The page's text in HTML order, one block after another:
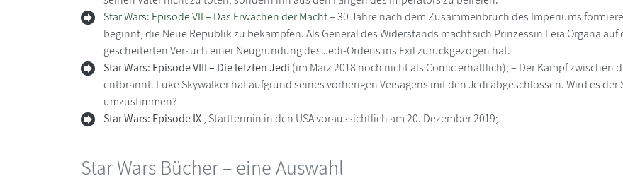
Star Wars: Episode VII – Das Erwachen der Macht– 30 Jahre nach dem Zusammenbruch des Imperiums
beginnt, die Neue Republik zu bekämpfen. Als General des Widerstands macht sich Prinzessin Leia Organa
gescheiterten Versuch einer Neugründung des Jedi-Ordens ins Exil zurückgezogen hat.
Star Wars: Episode VIII – Die letzten Jedi (im März 2018 noch nicht als Comic erhältlich); – Der Kampf
entbrannt. Luke Skywalker hat aufgrund seines vorherigen Versagens mit den Jedi abgeschlossen. Wird es
umzustimmen?
Star Wars: Episode IX, Starttermin in den USA voraussichtlich am 20. Dezember 2019;
Star Wars Bücher – eine Auswahl